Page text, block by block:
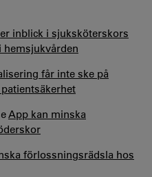
inblick i sjuksköterskors
hemsjukvården
får inte ske på
App kan minska
förlossningsrädsla hos